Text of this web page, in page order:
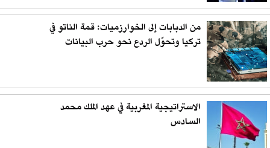
من الدبابات إلى الخوارزميات: قمة الناتو في
تركيا وتحوّل الردع نحو حرب البيانات
الاستراتيجية المغربية في عهد الملك محمد
السادس